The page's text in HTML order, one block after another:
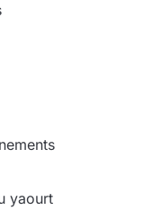
yaourt